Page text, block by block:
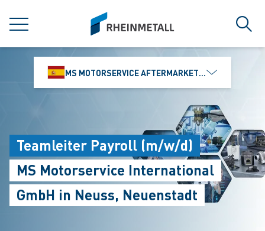
MENÚ
siteLogo
MS MOTORSERVICE AFTERMARKET IBÉRICA, S.L
Teamleiter Payroll (m/w/d)
MS Motorservice International
GmbH in Neuss, Neuenstadt